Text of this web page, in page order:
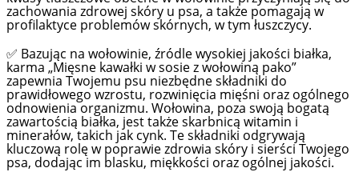
zachowania zdrowej skóry u psa, a także pomagają w
profilaktyce problemów skórnych, w tym łuszczycy.
✅ Bazując na wołowinie, źródle wysokiej jakości białka,
karma „Mięsne kawałki w sosie z wołowiną pako”
zapewnia Twojemu psu niezbędne składniki do
prawidłowego wzrostu, rozwinięcia mięśni oraz ogólnego
odnowienia organizmu. Wołowina, poza swoją bogatą
zawartością białka, jest także skarbnicą witamin i
minerałów, takich jak cynk. Te składniki odgrywają
kluczową rolę w poprawie zdrowia skóry i sierści Twojego
psa, dodając im blasku, miękkości oraz ogólnej jakości.